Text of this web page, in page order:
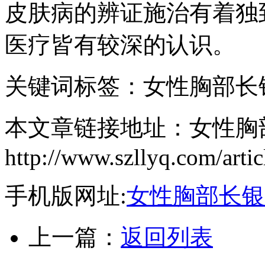
皮肤病的辨证施治有着
医疗皆有较深的认识。
关键词标签：女性胸部
本文章链接地址：女性
http://www.szllyq.com/
手机版网址:女性胸部长
上一篇： 返回列表